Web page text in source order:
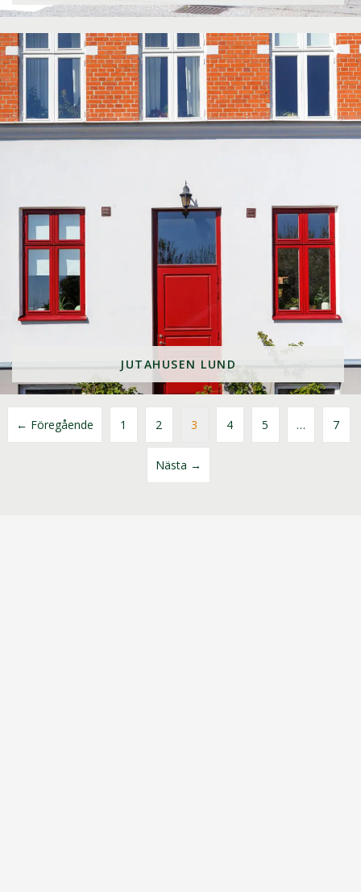
JUTAHUSEN LUND
← Föregående 1 2 3 4 5 … 7
Nästa →